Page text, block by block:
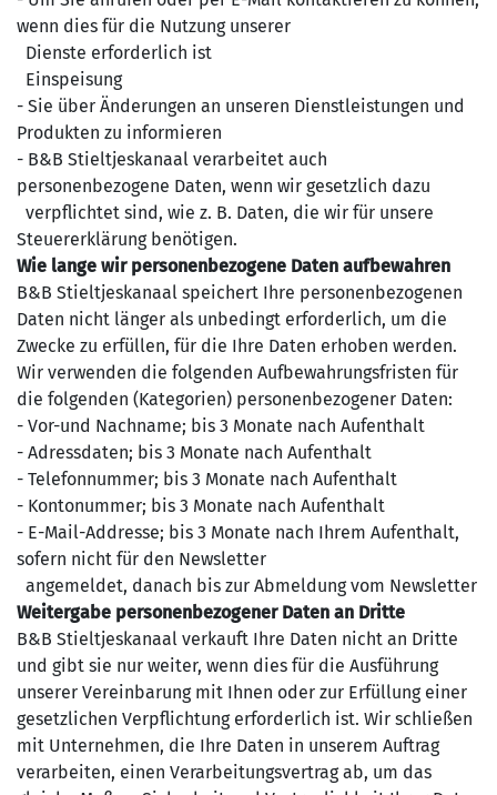
wenn dies für die Nutzung unserer
Dienste erforderlich ist
Einspeisung
- Sie über Änderungen an unseren Dienstleistungen und
Produkten zu informieren
- B&B Stieltjeskanaal verarbeitet auch
personenbezogene Daten, wenn wir gesetzlich dazu
verpflichtet sind, wie z. B. Daten, die wir für unsere
Steuererklärung benötigen.
Wie lange wir personenbezogene Daten aufbewahren
B&B Stieltjeskanaal speichert Ihre personenbezogenen
Daten nicht länger als unbedingt erforderlich, um die
Zwecke zu erfüllen, für die Ihre Daten erhoben werden.
Wir verwenden die folgenden Aufbewahrungsfristen für
die folgenden (Kategorien) personenbezogener Daten:
- Vor-und Nachname; bis 3 Monate nach Aufenthalt
- Adressdaten; bis 3 Monate nach Aufenthalt
- Telefonnummer; bis 3 Monate nach Aufenthalt
- Kontonummer; bis 3 Monate nach Aufenthalt
- E-Mail-Addresse; bis 3 Monate nach Ihrem Aufenthalt,
sofern nicht für den Newsletter
angemeldet, danach bis zur Abmeldung vom Newsletter
Weitergabe personenbezogener Daten an Dritte
B&B Stieltjeskanaal verkauft Ihre Daten nicht an Dritte
und gibt sie nur weiter, wenn dies für die Ausführung
unserer Vereinbarung mit Ihnen oder zur Erfüllung einer
gesetzlichen Verpflichtung erforderlich ist. Wir schließen
mit Unternehmen, die Ihre Daten in unserem Auftrag
verarbeiten, einen Verarbeitungsvertrag ab, um das